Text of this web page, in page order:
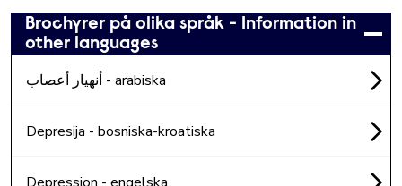
Brochyrer på olika språk - Information in
other languages
أنهيار أعصاب - arabiska
Depresija - bosniska-kroatiska